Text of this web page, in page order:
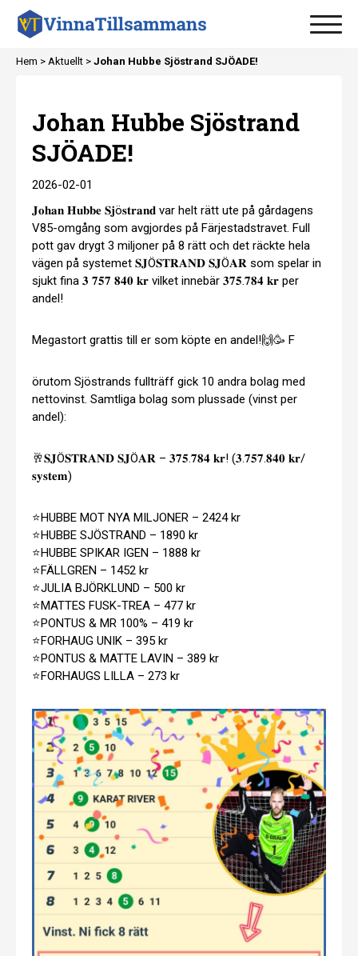
Hem > Aktuellt > Johan Hubbe Sjöstrand SJÖADE!
Johan Hubbe Sjöstrand
SJÖADE!
2026-02-01
𝐉𝐨𝐡𝐚𝐧 𝐇𝐮𝐛𝐛𝐞 𝐒𝐣ö𝐬𝐭𝐫𝐚𝐧𝐝 var helt rätt ute på gårdagens
V85-omgång som avgjordes på Färjestadstravet. Full
pott gav drygt 3 miljoner på 8 rätt och det räckte hela
vägen på systemet 𝐒𝐉Ö𝐒𝐓𝐑𝐀𝐍𝐃 𝐒𝐉Ö𝐀𝐑 som spelar in
sjukt fina 𝟑 𝟕𝟓𝟕 𝟖𝟒𝟎 𝐤𝐫 vilket innebär 𝟑𝟕𝟓.𝟕𝟖𝟒 𝐤𝐫 per
andel!
Megastort grattis till er som köpte en andel!🙌🥳 F
örutom Sjöstrands fullträff gick 10 andra bolag med
nettovinst. Samtliga bolag som plussade (vinst per
andel):
🥂𝐒𝐉Ö𝐒𝐓𝐑𝐀𝐍𝐃 𝐒𝐉Ö𝐀𝐑 – 𝟑𝟕𝟓.𝟕𝟖𝟒 𝐤𝐫! (𝟑.𝟕𝟓𝟕.𝟖𝟒𝟎 𝐤𝐫/
𝐬𝐲𝐬𝐭𝐞𝐦)
⭐️HUBBE MOT NYA MILJONER – 2424 kr
⭐️HUBBE SJÖSTRAND – 1890 kr
⭐️HUBBE SPIKAR IGEN – 1888 kr
⭐️FÄLLGREN – 1452 kr
⭐️JULIA BJÖRKLUND – 500 kr
⭐️MATTES FUSK-TREA – 477 kr
⭐️PONTUS & MR 100% – 419 kr
⭐️FORHAUG UNIK – 395 kr
⭐️PONTUS & MATTE LAVIN – 389 kr
⭐️FORHAUGS LILLA – 273 kr